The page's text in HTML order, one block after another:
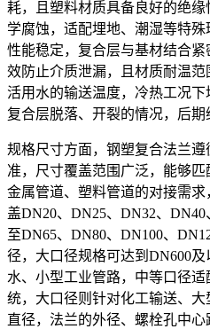
耗，且塑料材质具备良好的绝
学腐蚀，适配埋地、潮湿等特
性能稳定，复合层与基材结合
效防止介质泄漏，且材质耐温
活用水的输送温度，冷热工况
复合层脱落、开裂的情况，后期
规格尺寸方面，钢塑复合法兰
准，尺寸覆盖范围广泛，能够匹
金属管道、塑料管道的对接需
盖DN20、DN25、DN32、
至DN65、DN80、DN100、
径，大口径规格可达到DN600
水、小型工业管路，中等口径
统，大口径则针对化工输送、
直径，法兰的外径、螺栓孔中